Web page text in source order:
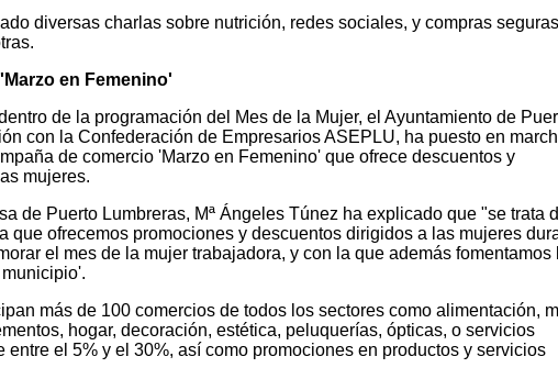
diversas charlas sobre nutrición, redes sociales, y compras
en Femenino'
de la programación del Mes de la Mujer, el Ayuntamiento de
con la Confederación de Empresarios ASEPLU, ha puesto en
de comercio 'Marzo en Femenino' que ofrece descuentos y
mujeres.
de Puerto Lumbreras, Mª Ángeles Túnez ha explicado que "se trata
que ofrecemos promociones y descuentos dirigidos a las mujeres
el mes de la mujer trabajadora, y con la que además fomentamos
más de 100 comercios de todos los sectores como alimentación,
hogar, decoración, estética, peluquerías, ópticas, o servicios
entre el 5% y el 30%, así como promociones en productos y servicios